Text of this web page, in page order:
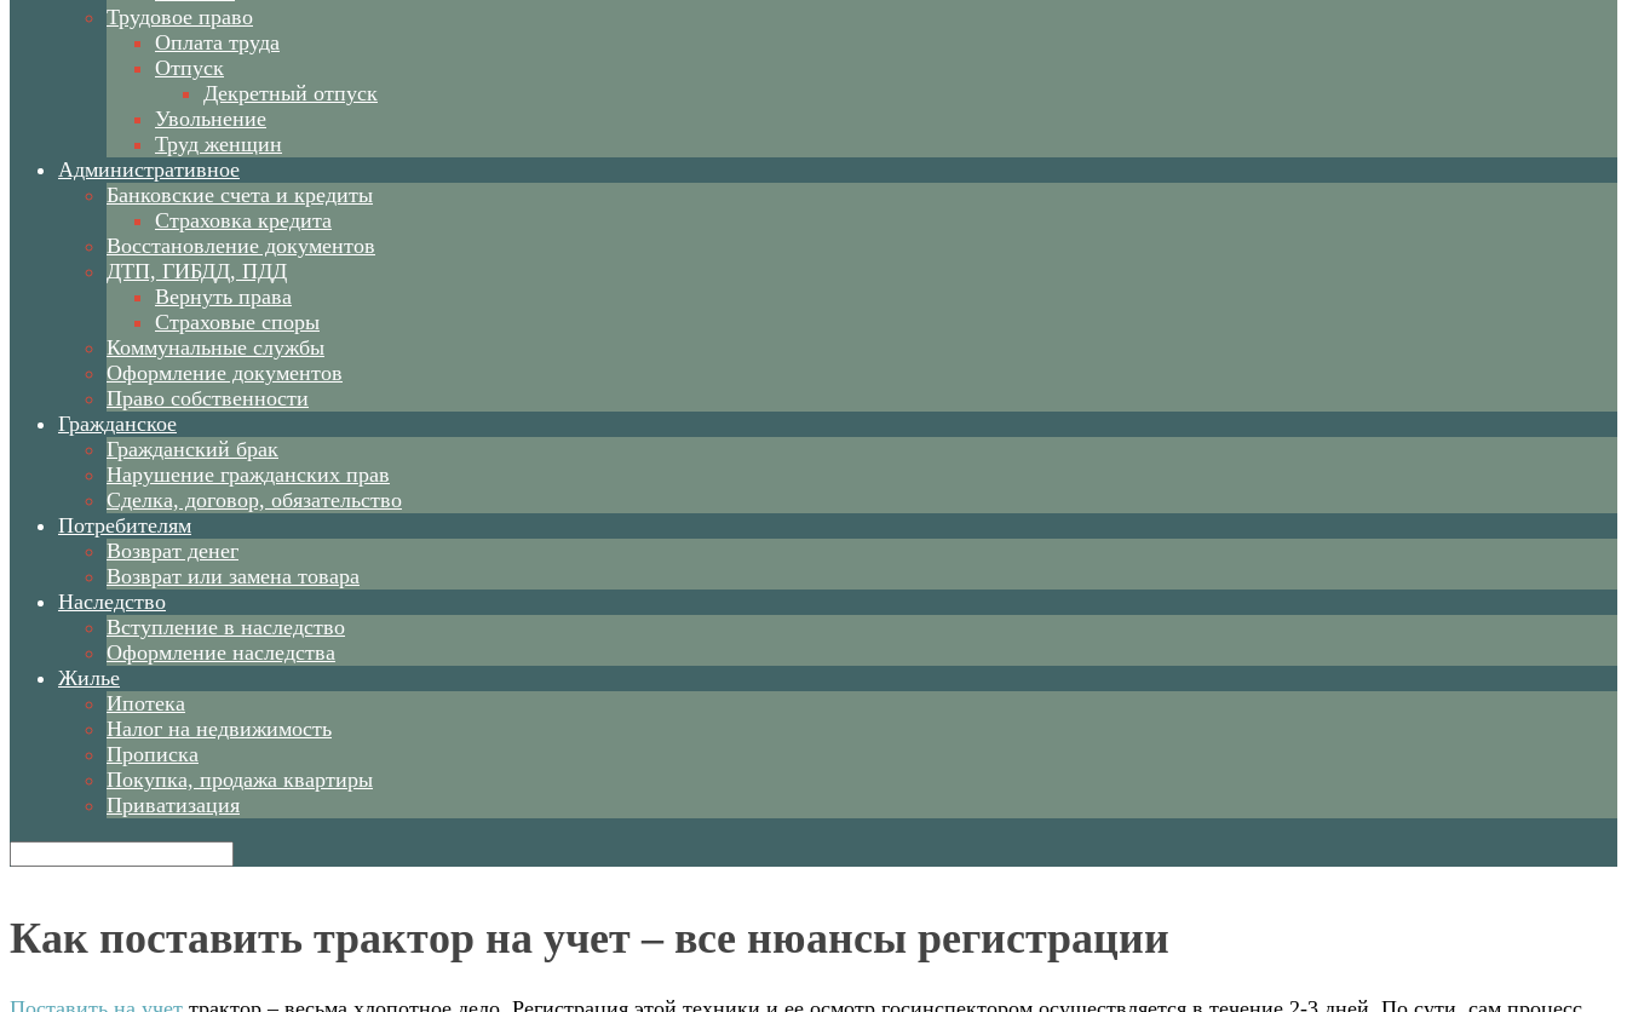
Трудовое право
Оплата труда
Отпуск
Декретный отпуск
Увольнение
Труд женщин
Административное
Банковские счета и кредиты
Страховка кредита
Восстановление документов
ДТП, ГИБДД, ПДД
Вернуть права
Страховые споры
Коммунальные службы
Оформление документов
Право собственности
Гражданское
Гражданский брак
Нарушение гражданских прав
Сделка, договор, обязательство
Потребителям
Возврат денег
Возврат или замена товара
Наследство
Вступление в наследство
Оформление наследства
Жилье
Ипотека
Налог на недвижимость
Прописка
Покупка, продажа квартиры
Приватизация
Как поставить трактор на учет – все нюансы регистрации